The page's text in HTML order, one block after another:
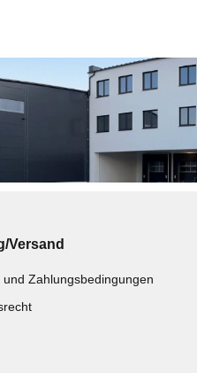
Versand
und Zahlungsbedingungen